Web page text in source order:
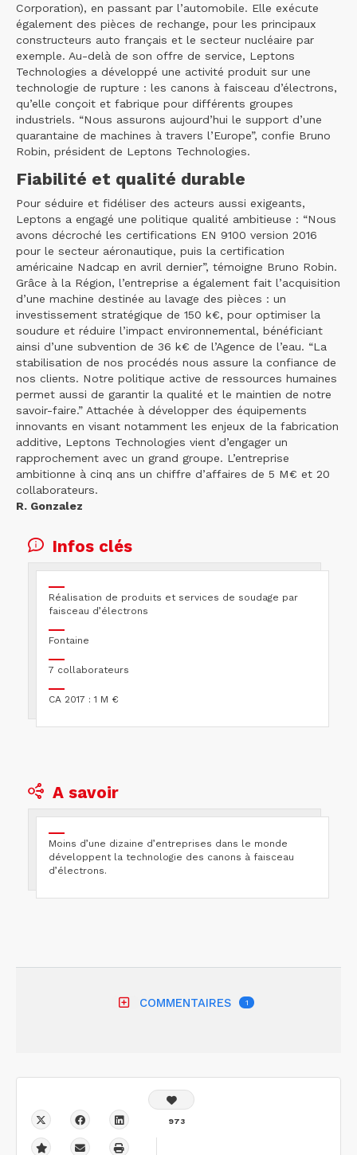
Corporation), en passant par l’automobile. Elle exécute
également des pièces de rechange, pour les principaux
constructeurs auto français et le secteur nucléaire par
exemple. Au-delà de son offre de service, Leptons
Technologies a développé une activité produit sur une
technologie de rupture : les canons à faisceau d’électrons,
qu’elle conçoit et fabrique pour différents groupes
industriels. “Nous assurons aujourd’hui le support d’une
quarantaine de machines à travers l’Europe”, confie Bruno
Robin, président de Leptons Technologies.
Fiabilité et qualité durable
Pour séduire et fidéliser des acteurs aussi exigeants,
Leptons a engagé une politique qualité ambitieuse : “Nous
avons décroché les certifications EN 9100 version 2016
pour le secteur aéronautique, puis la certification
américaine Nadcap en avril dernier”, témoigne Bruno Robin.
Grâce à la Région, l’entreprise a également fait l’acquisition
d’une machine destinée au lavage des pièces : un
investissement stratégique de 150 k€, pour optimiser la
soudure et réduire l’impact environnemental, bénéficiant
ainsi d’une subvention de 36 k€ de l’Agence de l’eau. “La
stabilisation de nos procédés nous assure la confiance de
nos clients. Notre politique active de ressources humaines
permet aussi de garantir la qualité et le maintien de notre
savoir-faire.” Attachée à développer des équipements
innovants en visant notamment les enjeux de la fabrication
additive, Leptons Technologies vient d’engager un
rapprochement avec un grand groupe. L’entreprise
ambitionne à cinq ans un chiffre d’affaires de 5 M€ et 20
collaborateurs.
R. Gonzalez
Infos clés
Réalisation de produits et services de soudage par
faisceau d’électrons
Fontaine
7 collaborateurs
CA 2017 : 1 M €
A savoir
Moins d’une dizaine d’entreprises dans le monde
développent la technologie des canons à faisceau
d’électrons.
COMMENTAIRES 1
973